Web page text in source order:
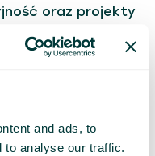
and ads, to
to analyse our traffic.
oraz projekty